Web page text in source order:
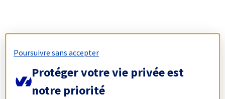
Poursuivre sans accepter
Protéger votre vie privée est
notre priorité